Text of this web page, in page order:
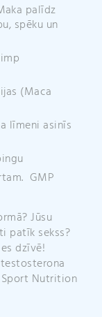
palīdz
spēku un
(Maca
līmeni asinīs
GMP
Jūsu
patīk sekss?
dzīvē!
Nutrition